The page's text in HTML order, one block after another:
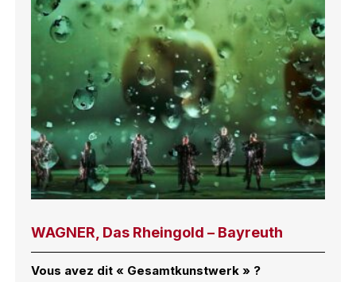
WAGNER, Das Rheingold – Bayreuth
Vous avez dit « Gesamtkunstwerk » ?